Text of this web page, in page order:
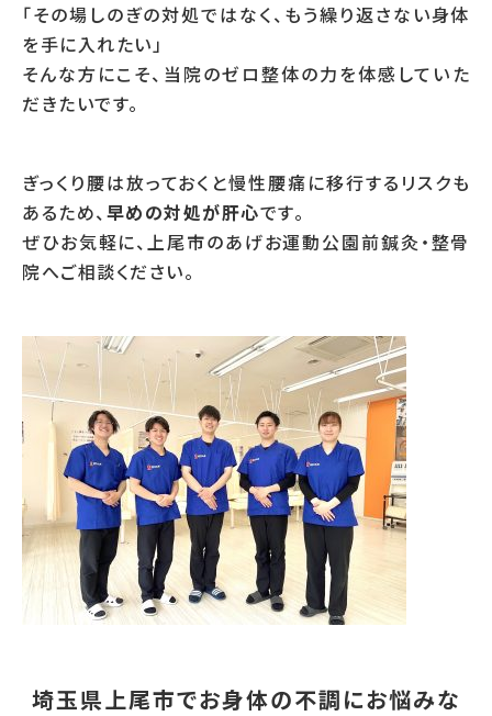
「その場しのぎの対処ではなく、もう繰り返さない身体
を手に入れたい」
そんな方にこそ、当院のゼロ整体の力を体感していた
だきたいです。
ぎっくり腰は放っておくと慢性腰痛に移行するリスクも
あるため、早めの対処が肝心です。
ぜひお気軽に、上尾市のあげお運動公園前鍼灸・整骨
院へご相談ください。
埼玉県上尾市でお身体の不調にお悩みな